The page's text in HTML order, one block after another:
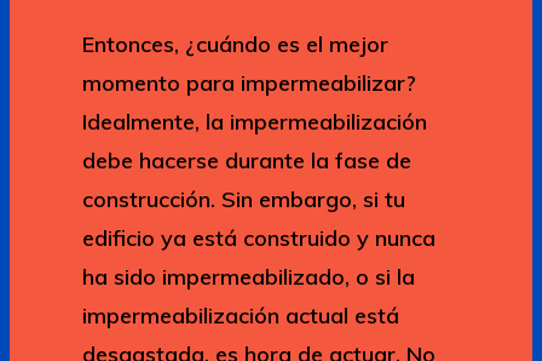
Entonces, ¿cuándo es el mejor
momento para impermeabilizar?
Idealmente, la impermeabilización
debe hacerse durante la fase de
construcción. Sin embargo, si tu
edificio ya está construido y nunca
ha sido impermeabilizado, o si la
impermeabilización actual está
desgastada, es hora de actuar. No